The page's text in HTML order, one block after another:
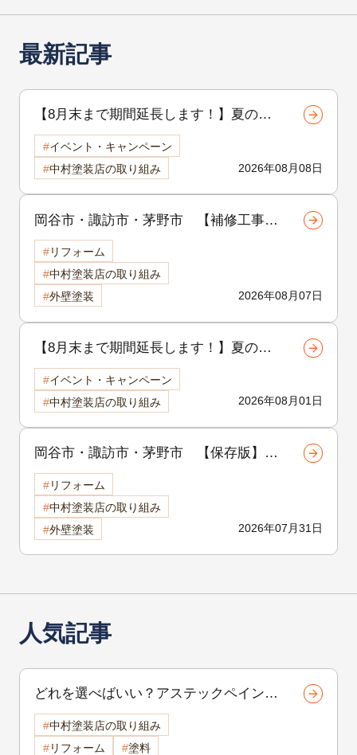
最新記事
【8月末まで期間延長します！】夏の地
域感謝祭開催中！外壁・屋根リフォーム
をご検討中の方へ
2026年08月08日
イベント・キャンペーン
中村塗装店の取り組み
岡谷市・諏訪市・茅野市 【補修工事シ
リーズ 第1回】外壁のひび割れは危
険？クラック補修の重要性と放置するリ
スクを徹底解説
2026年08月07日
リフォーム
中村塗装店の取り組み
外壁塗装
【8月末まで期間延長します！】夏の地
域感謝祭開催中！外壁・屋根リフォーム
をご検討中の方へ
2026年08月01日
イベント・キャンペーン
中村塗装店の取り組み
岡谷市・諏訪市・茅野市 【保存版】外
壁塗装の品質は「補修」で決まる！塗装
前に行う下地補修の重要性を徹底解説
2026年07月31日
リフォーム
中村塗装店の取り組み
外壁塗装
人気記事
どれを選べばいい？アステックペイント
のプラチナシリーズ比較解説【諏訪市・
岡谷市・茅野市の外壁塗装】
中村塗装店の取り組み
リフォーム
塗料